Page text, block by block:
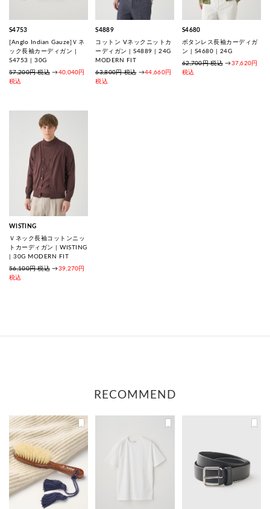
S4753
[Anglo Indian Gauze]Ｖネ
ック長袖カーディガン |
S4753 | 30G
57,200円 税込 →40,040円
税込
S4889
コットン Vネックニットカ
ーディガン | S4889 | 24G
MODERN FIT
63,800円 税込→44,660円
税込
S4680
ボタンレス長袖カーディガ
ン | S4680 | 24G
62,700円 税込→37,620円
税込
WISTING
Ｖネック長袖コットンニッ
トカーディガン | WISTING
| 30G MODERN FIT
56,100円 税込 →39,270円
税込
RECOMMEND